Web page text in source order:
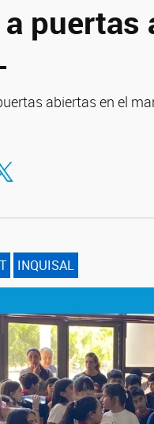
puertas
abiertas en el
Facebook
en Twitter
INQUISAL